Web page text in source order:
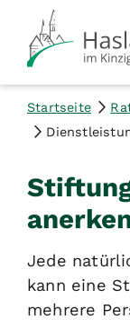
Startseite
Jede
kann eine
mehrere